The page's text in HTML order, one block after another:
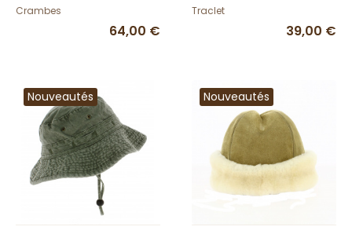
Crambes
64,00 €
Traclet
39,00 €
Nouveautés Nouveautés